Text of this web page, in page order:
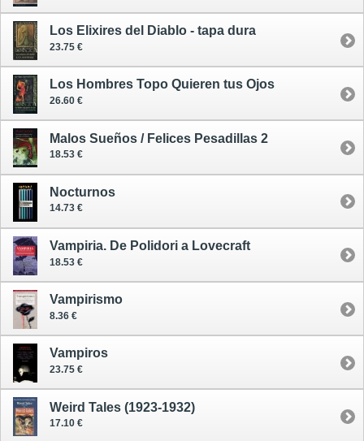
Los Elixires del Diablo - tapa dura
23.75 €
Los Hombres Topo Quieren tus Ojos
26.60 €
Malos Sueños / Felices Pesadillas 2
18.53 €
Nocturnos
14.73 €
Vampiria. De Polidori a Lovecraft
18.53 €
Vampirismo
8.36 €
Vampiros
23.75 €
Weird Tales (1923-1932)
17.10 €